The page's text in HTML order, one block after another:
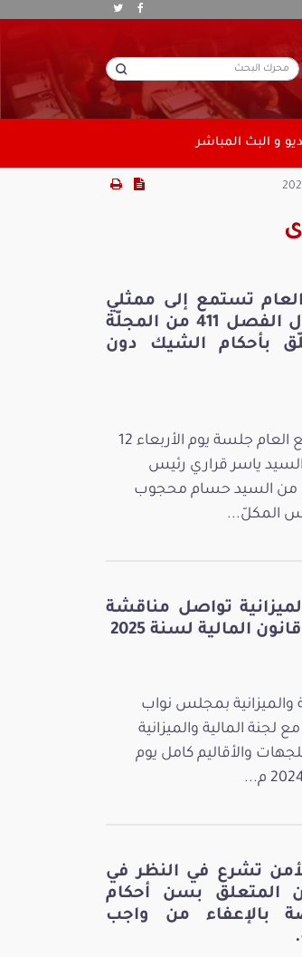
و البث المباشر
تستمع إلى ممثلي
وزارة العدل حول الفصل 411 من المجلّة
بأحكام الشيك دون
عقدت لجنة التشريع العام جلسة يوم الأربعاء 12
برئاسة السيد ياسر قراري رئيس
من السيد حسام محجوب
المكلّ...
تواصل مناقشة
المالية لسنة 2025
والميزانية بمجلس نواب
لجنة المالية والميزانية
والأقاليم كامل يوم
تشرع في النظر في
المتعلق بسن أحكام
بالإعفاء من واجب